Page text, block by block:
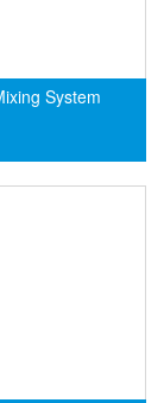
System